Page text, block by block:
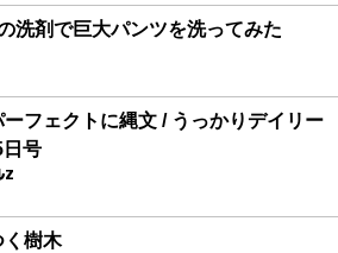
洗剤で巨大パンツを洗ってみた
ーフェクトに縄文 / うっかりデイリー
号
Z
く樹木